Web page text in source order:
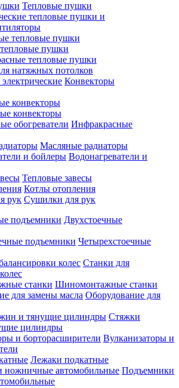
Тепловые пушки
тепловые пушки и
тепловые пушки
пушки
тепловые пушки
натяжных потолков
Конвекторы
конвекторы
конвекторы
Инфракрасные
Масляные радиаторы
Водонагреватели и
Тепловые завесы
Котлы отопления
Сушилки для рук
Двухстоечные
Четырехстоечные
Станки для
Шиномонтажные станки
Оборудование для
Стяжки
цилиндры
Вулканизаторы и
Лежаки подкатные
Подъемники